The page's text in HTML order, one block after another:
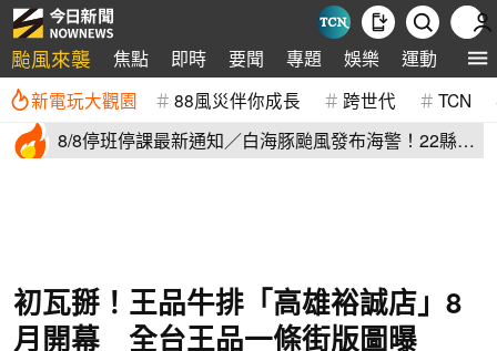
颱風來襲 焦點 即時 要聞 專題 娛樂 運動 全球
新電玩大觀園 88風災伴你成長 跨世代 TCN
8/8停班停課最新通知／白海豚颱風發布海警！22縣市
初瓦掰！王品牛排「高雄裕誠店」8
月開幕 全台王品一條街版圖曝